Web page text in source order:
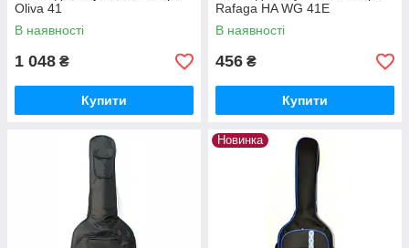
Oliva 41
В наявності
1 048 ₴
Купити
Rafaga HA WG 41E
В наявності
456 ₴
Купити
Новинка